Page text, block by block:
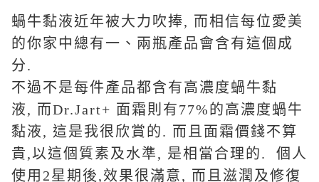
蝸牛黏液近年被大力吹捧, 而相信每位愛美
的你家中總有一、兩瓶產品會含有這個成
分.
不過不是每件產品都含有高濃度蝸牛黏
液, 而Dr.Jart+ 面霜則有77%的高濃度蝸牛
黏液, 這是我很欣賞的. 而且面霜價錢不算
貴,以這個質素及水準, 是相當合理的. 個人
使用2星期後,效果很滿意, 而且滋潤及修復